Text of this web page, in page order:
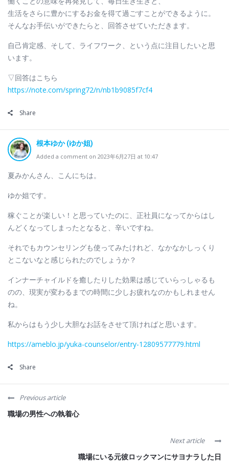
生活をさらに豊かにするお金を得て過ごすことができるように。
そんなお手伝いができたらと、回答させていただきます。
自己肯定感、そして、ライフワーク、という点に注目したいと思
います。
▽回答はこちら
https://note.com/spring72/n/nb1b9085f7cf4
Share
根本ゆか (ゆか姐)
Added a comment on 2023年6月27日 at 10:47
夏みかんさん、こんにちは。
ゆか姐です。
稼ぐことが楽しい！と思っていたのに、正社員になってからはし
んどくなってしまったとなると、辛いですね。
それでもカウンセリングも使ってみたけれど、なかなかしっくり
とこないなと感じられたのでしょうか？
インナーチャイルドを癒したりした効果は感じていらっしゃるも
のの、現実が変わるまでの時間に少しお疲れなのかもしれません
ね。
私からはもう少し大胆なお話をさせて頂ければと思います。
https://ameblo.jp/yuka-counselor/entry-12809577779.html
Share
Previous article
職場の男性への執着心
Next article
職場にいる元彼ロックマンにサヨナラした日